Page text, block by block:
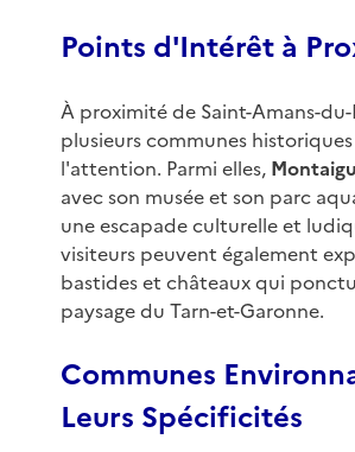
Points d'Intérêt à
À proximité de Saint-Amans-du-
plusieurs communes
l'attention. Parmi elles,
avec son musée et son parc
une escapade culturelle et
visiteurs peuvent également
bastides et châteaux qui
paysage du Tarn-et-Garonne.
Communes
Leurs Spécificités